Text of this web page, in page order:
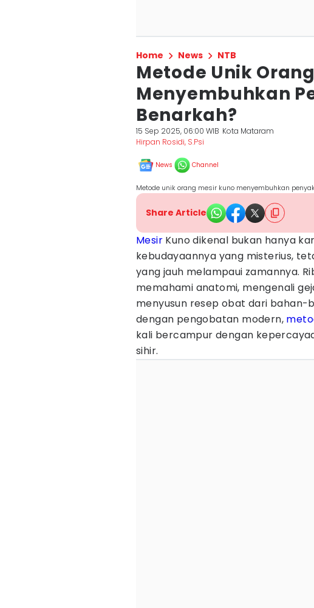
Home News NTB
Metode Unik
Menyembuhkan
Benarkah?
15 Sep 2025, 06:00 WIB Kota Mataram
Hirpan Rosidi, S.Psi
News Channel
Metode unik orang mesir kuno menyembuhkan
Share Article
Mesir Kuno dikenal bukan hanya
kebudayaannya yang misterius,
yang jauh melampaui zamannya.
memahami anatomi, mengenali
menyusun resep obat dari bahan-
dengan pengobatan modern,
kali bercampur dengan
sihir.